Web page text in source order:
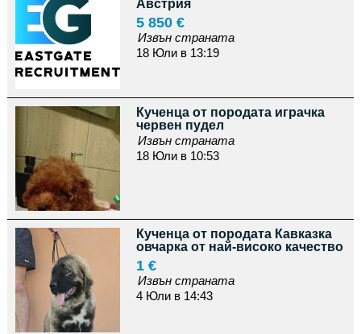
Австрия
5 850 €
Извън страната
18 Юли в 13:19
Кученца от породата играчка
червен пудел
Извън страната
18 Юли в 10:53
Кученца от породата Кавказка
овчарка от най-високо качество
1 €
Извън страната
4 Юли в 14:43